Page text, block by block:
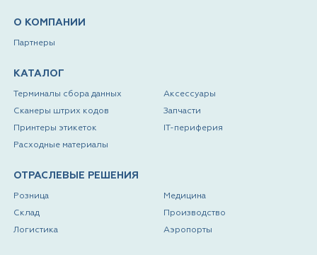
О КОМПАНИИ
Партнеры
КАТАЛОГ
Терминалы сбора данных
Сканеры штрих кодов
Принтеры этикеток
Расходные материалы
Аксессуары
Запчасти
IT-периферия
ОТРАСЛЕВЫЕ РЕШЕНИЯ
Розница
Склад
Логистика
Медицина
Производство
Аэропорты